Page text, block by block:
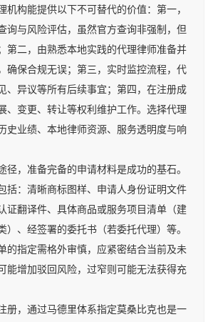
机构能提供以下不可替代的价值：第一，
询与风险评估，虽然官方查询非强制，但
第二，由熟悉本地实践的代理律师准备并
确保合规无误；第三，实时监控流程，代
、异议等所有后续事宜；第四，在注册成
、变更、转让等权利维护工作。选择代理
史业绩、本地律师资源、服务透明度与响
，准备完备的申请材料是成功的基石。
括：清晰商标图样、申请人身份证明文件
证翻译件、具体商品或服务项目清单（建
）、经签署的委托书（若委托代理）等。
的指定需格外审慎，应紧密结合当前及未
能增加驳回风险，过窄则可能无法获得充
，通过马德里体系指定莫桑比克也是一